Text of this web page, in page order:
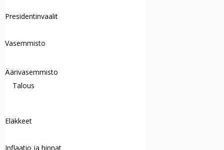
Presidentinvaalit
Vasemmisto
Äärivasemmisto
Talous
Eläkkeet
Inflaatio ja hinnat